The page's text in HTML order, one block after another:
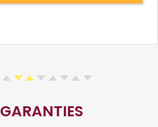
GARANTIES